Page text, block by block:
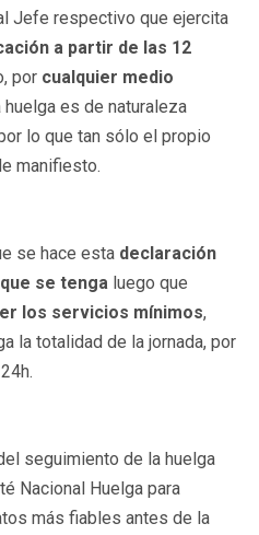
Jefe respectivo que ejercita
a partir de las 12
por cualquier medio
huelga es de naturaleza
lo que tan sólo el propio
manifiesto.
se hace esta declaración
se tenga luego que
los servicios mínimos,
la totalidad de la jornada, por
seguimiento de la huelga
Nacional Huelga para
más fiables antes de la